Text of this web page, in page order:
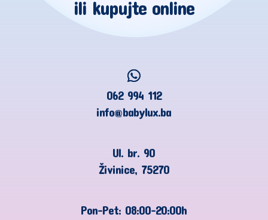
ili kupujte online
062 994 112
info@babylux.ba
Ul. br. 90
Živinice, 75270
Pon-Pet: 08:00-20:00h